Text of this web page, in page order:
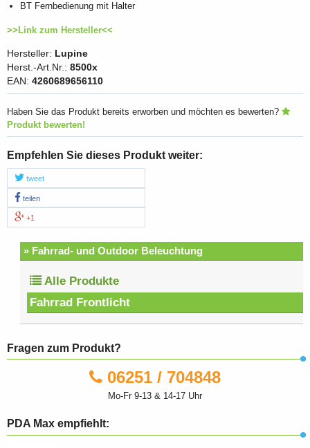
BT Fernbedienung mit Halter
>>Link zum Hersteller<<
Hersteller: Lupine
Herst.-Art.Nr.: 8500x
EAN: 4260689656110
Haben Sie das Produkt bereits erworben und möchten es bewerten?
Produkt bewerten!
Empfehlen Sie dieses Produkt weiter:
tweet
teilen
+1
» Fahrrad- und Outdoor Beleuchtung
Alle Produkte
Fahrrad Frontlicht
Fragen zum Produkt?
06251 / 704848
Mo-Fr 9-13 & 14-17 Uhr
PDA Max empfiehlt: